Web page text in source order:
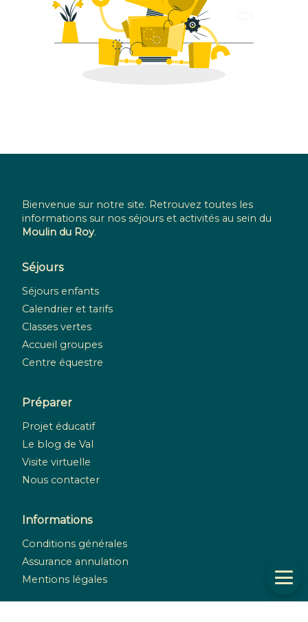
Bienvenue sur notre site. Retrouvez toutes les
informations sur nos séjours et activités au sein du
Moulin du Roy.
Séjours
Séjours enfants
Calendrier et tarifs
Classes vertes
Accueil groupes
Centre équestre
Préparer
Projet éducatif
Le blog de Val
Visite virtuelle
Nous contacter
Informations
Conditions générales
Assurance annulation
Mentions légales